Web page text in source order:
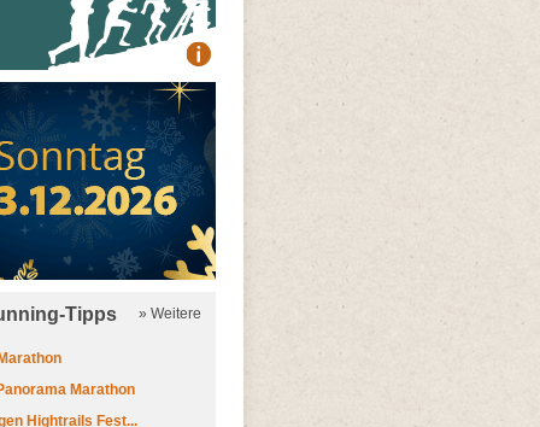
Tipps » Weitere
Marathon
Hightrails Fest...